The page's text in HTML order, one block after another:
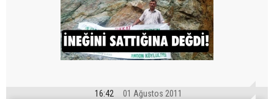
16:42 01 Ağustos 2011